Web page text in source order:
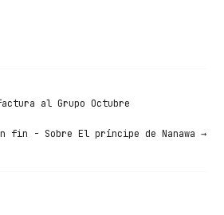
al Grupo Octubre
fin - Sobre El príncipe de Nanawa →